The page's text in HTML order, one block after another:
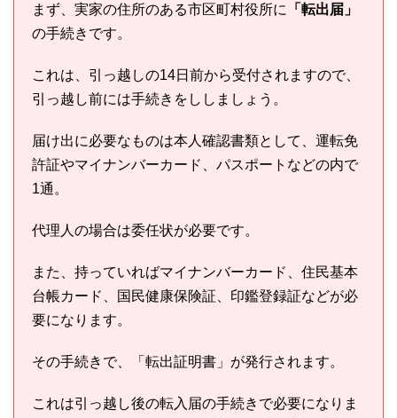
まず、実家の住所のある市区町村役所に
「転出届」
の手続きです。
これは、引っ越しの14日前から受付されますので、
引っ越し前には手続きをししましょう。
届け出に必要なものは本人確認書類として、運転免
許証やマイナンバーカード、パスポートなどの内で
1通。
代理人の場合は委任状が必要です。
また、持っていればマイナンバーカード、住民基本
台帳カード、国民健康保険証、印鑑登録証などが必
要になります。
その手続きで、「転出証明書」が発行されます。
これは引っ越し後の転入届の手続きで必要になりま